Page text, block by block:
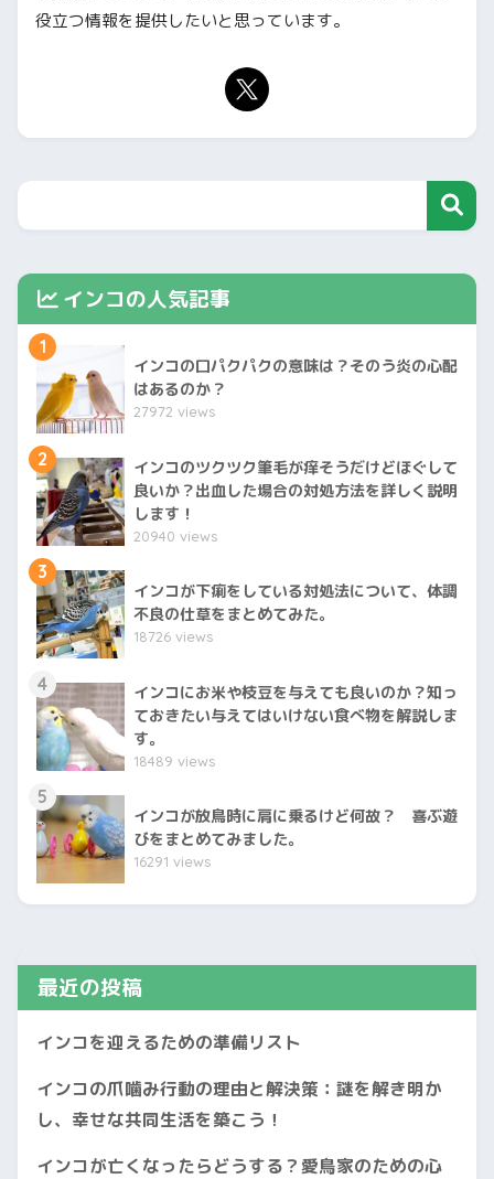
役立つ情報を提供したいと思っています。
インコの人気記事
1
インコの口パクパクの意味は？そのう炎の心配
はあるのか？
27972 views
2
インコのツクツク筆毛が痒そうだけどほぐして
良いか？出血した場合の対処方法を詳しく説明
します！
20940 views
3
インコが下痢をしている対処法について、体調
不良の仕草をまとめてみた。
18726 views
4
インコにお米や枝豆を与えても良いのか？知っ
ておきたい与えてはいけない食べ物を解説しま
す。
18489 views
5
インコが放鳥時に肩に乗るけど何故？ 喜ぶ遊
びをまとめてみました。
16291 views
最近の投稿
インコを迎えるための準備リスト
インコの爪噛み行動の理由と解決策：謎を解き明か
し、幸せな共同生活を築こう！
インコが亡くなったらどうする？愛鳥家のための心